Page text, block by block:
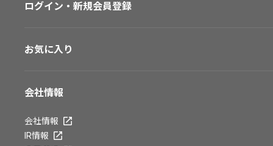
ログイン・新規会員登録
お気に入り
会社情報
会社情報
IR情報